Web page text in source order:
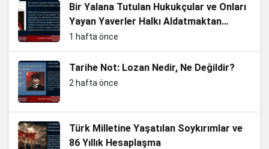
Bir Yalana Tutulan Hukukçular ve Onları
Yayan Yaverler Halkı Aldatmaktan
Vazgeçin
1 hafta önce
Tarihe Not: Lozan Nedir, Ne Değildir?
2 hafta önce
Türk Milletine Yaşatılan Soykırımlar ve
86 Yıllık Hesaplaşma